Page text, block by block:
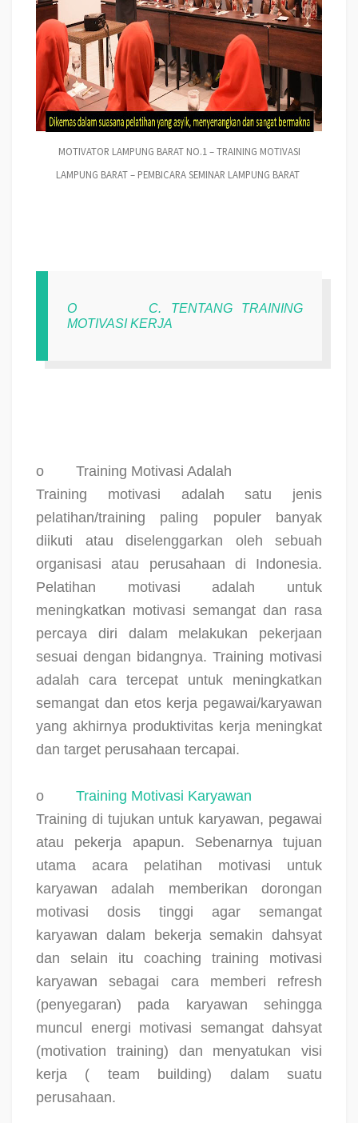
MOTIVATOR LAMPUNG BARAT NO.1 – TRAINING MOTIVASI
LAMPUNG BARAT – PEMBICARA SEMINAR LAMPUNG BARAT
O
C. TENTANG TRAINING
MOTIVASI KERJA
o
Training Motivasi Adalah
Training motivasi adalah satu jenis
pelatihan/training paling populer banyak
diikuti atau diselenggarkan oleh sebuah
organisasi atau perusahaan di Indonesia.
Pelatihan motivasi adalah untuk
meningkatkan motivasi semangat dan rasa
percaya diri dalam melakukan pekerjaan
sesuai dengan bidangnya. Training motivasi
adalah cara tercepat untuk meningkatkan
semangat dan etos kerja pegawai/karyawan
yang akhirnya produktivitas kerja meningkat
dan target perusahaan tercapai.
o
Training Motivasi Karyawan
Training di tujukan untuk karyawan, pegawai
atau pekerja apapun. Sebenarnya tujuan
utama acara pelatihan motivasi untuk
karyawan adalah memberikan dorongan
motivasi dosis tinggi agar semangat
karyawan dalam bekerja semakin dahsyat
dan selain itu coaching training motivasi
karyawan sebagai cara memberi refresh
(penyegaran) pada karyawan sehingga
muncul energi motivasi semangat dahsyat
(motivation training) dan menyatukan visi
kerja ( team building) dalam suatu
perusahaan.